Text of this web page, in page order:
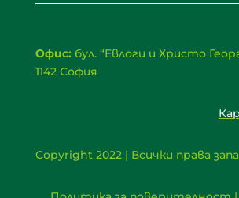
Офис: бул. “Евлоги и Христо
1142 София
Copyright 2022 | Всички права